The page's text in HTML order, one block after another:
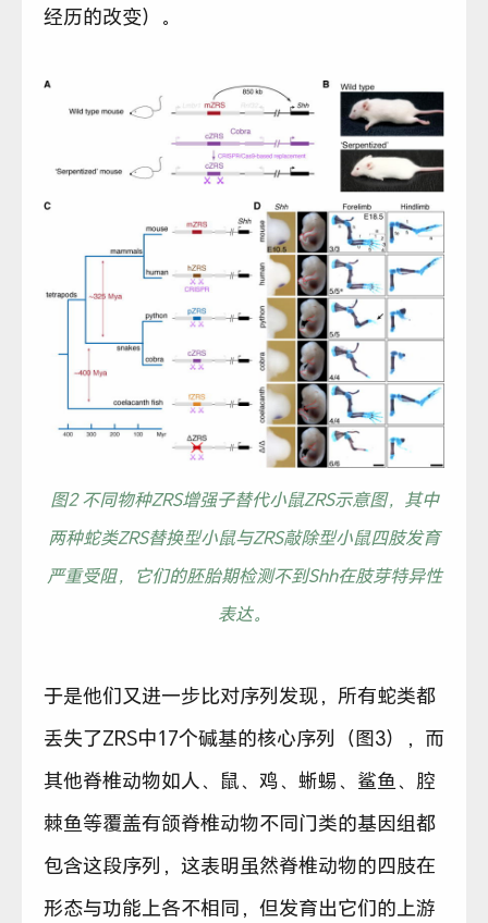
经历的改变）。
图2 不同物种ZRS增强子替代小鼠ZRS示意图，其中
两种蛇类ZRS替换型小鼠与ZRS敲除型小鼠四肢发育
严重受阻，它们的胚胎期检测不到Shh在肢芽特异性
表达。
于是他们又进一步比对序列发现，所有蛇类都
丢失了ZRS中17个碱基的核心序列（图3），而
其他脊椎动物如人、鼠、鸡、蜥蜴、鲨鱼、腔
棘鱼等覆盖有颌脊椎动物不同门类的基因组都
包含这段序列，这表明虽然脊椎动物的四肢在
形态与功能上各不相同，但发育出它们的上游